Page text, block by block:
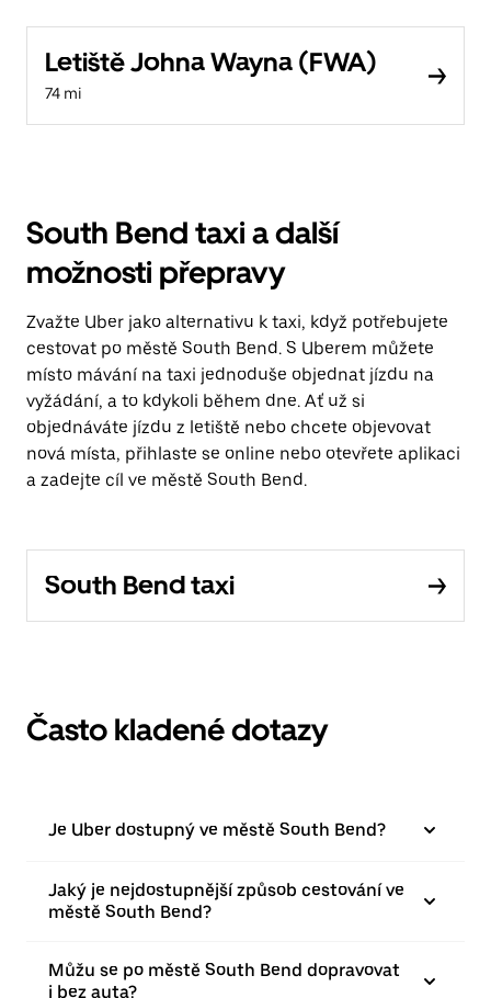
Letiště Johna Wayna (FWA)
74 mi
South Bend taxi a další
možnosti přepravy
Zvažte Uber jako alternativu k taxi, když potřebujete
cestovat po městě South Bend. S Uberem můžete
místo mávání na taxi jednoduše objednat jízdu na
vyžádání, a to kdykoli během dne. Ať už si
objednáváte jízdu z letiště nebo chcete objevovat
nová místa, přihlaste se online nebo otevřete aplikaci
a zadejte cíl ve městě South Bend.
South Bend taxi
Často kladené dotazy
Je Uber dostupný ve městě South Bend?
Jaký je nejdostupnější způsob cestování ve
městě South Bend?
Můžu se po městě South Bend dopravovat
i bez auta?